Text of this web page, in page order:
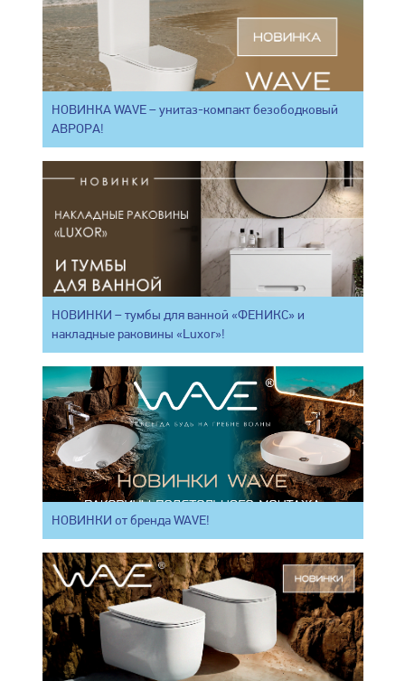
НОВИНКА WAVE – унитаз-компакт безободковый
АВРОРА!
НОВИНКИ – тумбы для ванной «ФЕНИКС» и
накладные раковины «Luxor»!
НОВИНКИ от бренда WAVE!